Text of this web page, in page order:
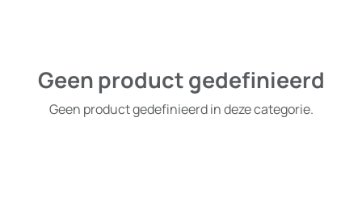
Geen product gedefinieerd
Geen product gedefinieerd in deze categorie.